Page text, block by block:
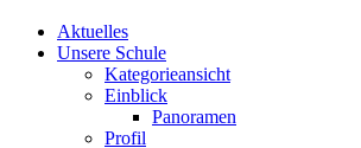
Aktuelles
Unsere Schule
Kategorieansicht
Einblick
Panoramen
Profil